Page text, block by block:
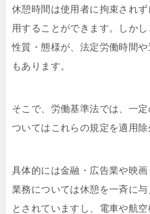
休憩時間は使⽤者に拘束され
⽤することができます。しか
性質・態様が、法定労働時間
もあります。
そこで、労働基準法では、⼀
ついてはこれらの規定を適⽤除
具体的には⾦融・広告業や映
業務については休憩を⼀⻫に
とされていますし、電⾞や航